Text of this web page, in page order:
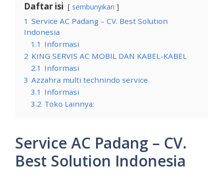
Daftar isi sembunyikan
1 Service AC Padang – CV. Best Solution
Indonesia
1.1 Informasi
2 KING SERVIS AC MOBIL DAN KABEL-KABEL
2.1 Informasi
3 Azzahra multi technindo service
3.1 Informasi
3.2 Toko Lainnya:
Service AC Padang – CV.
Best Solution Indonesia